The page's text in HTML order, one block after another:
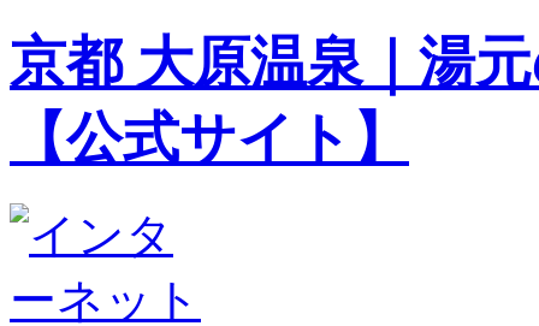
京都 大原温泉｜湯
【公式サイト】